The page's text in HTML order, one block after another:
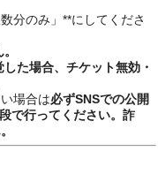
分のみ」**にしてくださ
た場合、チケット無効・
場合は必ずSNSでの公開
で行ってください。詐